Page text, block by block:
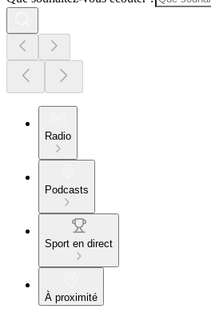
Radio
Podcasts
Sport en direct
À proximité